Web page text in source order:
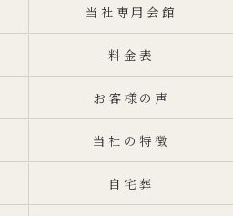
当社専用会館
料金表
お客様の声
当社の特徴
自宅葬